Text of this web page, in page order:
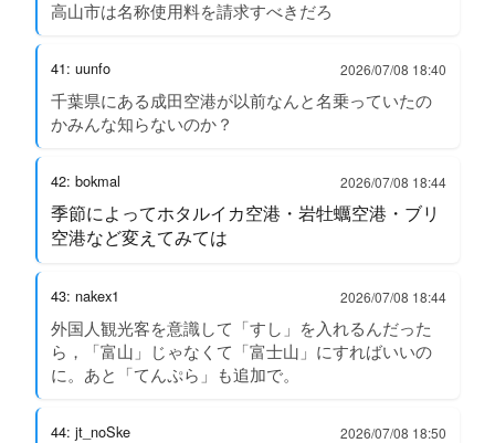
高山市は名称使用料を請求すべきだろ
41: uunfo 2026/07/08 18:40
千葉県にある成田空港が以前なんと名乗っていたの
かみんな知らないのか？
42: bokmal 2026/07/08 18:44
季節によってホタルイカ空港・岩牡蠣空港・ブリ
空港など変えてみては
43: nakex1 2026/07/08 18:44
外国人観光客を意識して「すし」を入れるんだった
ら，「富山」じゃなくて「富士山」にすればいいの
に。あと「てんぷら」も追加で。
44: jt_noSke 2026/07/08 18:50